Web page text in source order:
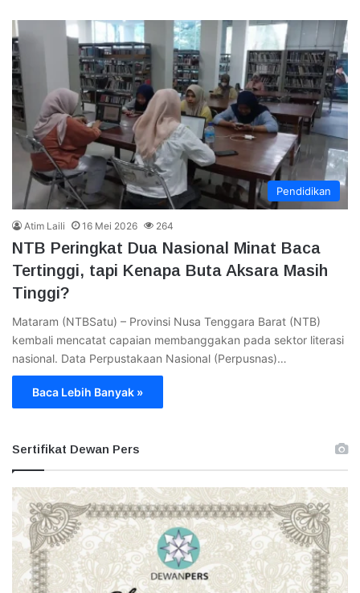
Pendidikan
Atim Laili 16 Mei 2026 264
NTB Peringkat Dua Nasional Minat Baca
Tertinggi, tapi Kenapa Buta Aksara Masih
Tinggi?
Mataram (NTBSatu) – Provinsi Nusa Tenggara Barat (NTB)
kembali mencatat capaian membanggakan pada sektor literasi
nasional. Data Perpustakaan Nasional (Perpusnas)…
Baca Lebih Banyak »
Sertifikat Dewan Pers